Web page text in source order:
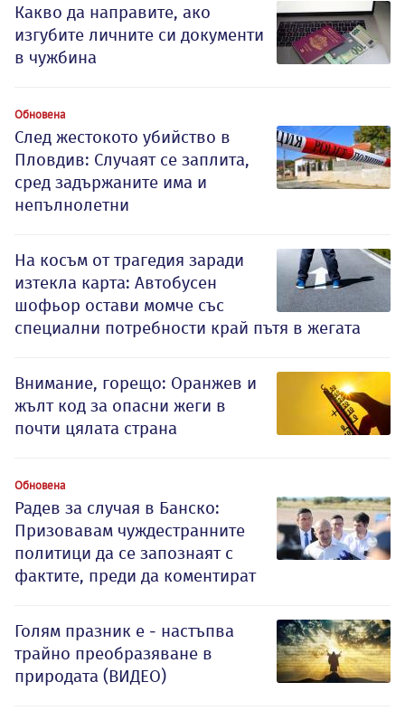
Какво да направите, ако
изгубите личните си документи
в чужбина
Обновена
След жестокото убийство в
Пловдив: Случаят се заплита,
сред задържаните има и
непълнолетни
На косъм от трагедия заради
изтекла карта: Автобусен
шофьор остави момче със
специални потребности край пътя в жегата
Внимание, горещо: Оранжев и
жълт код за опасни жеги в
почти цялата страна
Обновена
Радев за случая в Банско:
Призовавам чуждестранните
политици да се запознаят с
фактите, преди да коментират
Голям празник е - настъпва
трайно преобразяване в
природата (ВИДЕО)